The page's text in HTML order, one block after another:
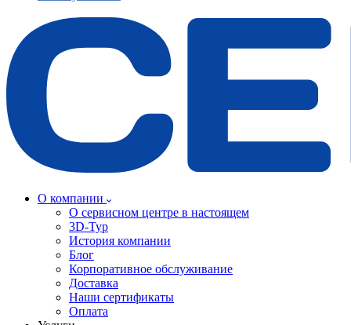
О компании
О сервисном центре в настоящем
3D-Тур
История компании
Блог
Корпоративное обслуживание
Доставка
Наши сертификаты
Оплата